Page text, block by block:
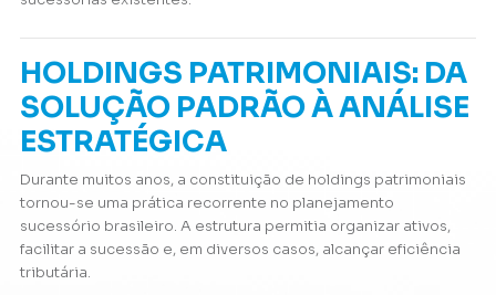
HOLDINGS PATRIMONIAIS: DA
SOLUÇÃO PADRÃO À ANÁLISE
ESTRATÉGICA
Durante muitos anos, a constituição de holdings patrimoniais
tornou-se uma prática recorrente no planejamento
sucessório brasileiro. A estrutura permitia organizar ativos,
facilitar a sucessão e, em diversos casos, alcançar eficiência
tributária.